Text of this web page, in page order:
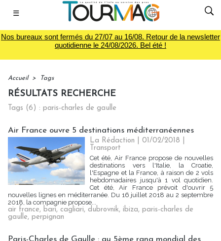
☰
Nos bureaux sont fermés du 27/07 au 16/08. Retour de la newsletter
quotidienne le 24/08/2026. Bel été !
Accueil > Tags
RÉSULTATS RECHERCHE
Tags (6) : paris-charles de gaulle
Air France ouvre 5 destinations méditerranéennes
La Rédaction | 01/02/2018
Transport
Cet été, Air France propose de nouvelles
destinations vers l'Italie, la Croatie,
l'Espagne et la France, à raison de 2 vols
hebdomadaires jusqu'à 1 vol quotidien.
Cet été, Air France prévoit d'ouvrir 5
nouvelles lignes en méditerranée. Du 16 juillet 2018 au 2 septembre
2018, la compagnie propose...
air france, bari, cagliari, dubrovnik, ibiza, paris-charles de
gaulle, perpignan
Paris-Charles de Gaulle : au 5ème rang mondial des